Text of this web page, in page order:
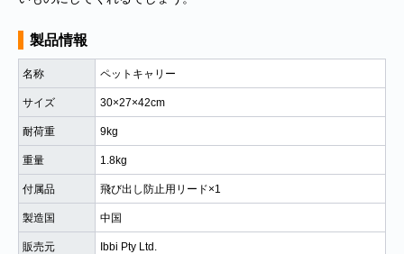
製品情報
名称 ペットキャリー
サイズ 30×27×42cm
耐荷重 9kg
重量 1.8kg
付属品 飛び出し防止用リード×1
製造国 中国
販売元 Ibbi Pty Ltd.
商品カテゴリー
食品
ペットフード・グッズ